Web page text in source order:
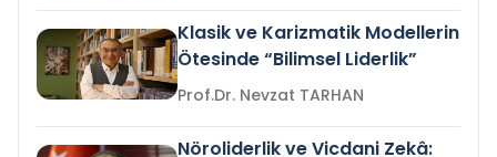
Klasik ve Karizmatik Modellerin
Ötesinde “Bilimsel Liderlik”
Prof.Dr. Nevzat TARHAN
Nöroliderlik ve Vicdani Zekâ: